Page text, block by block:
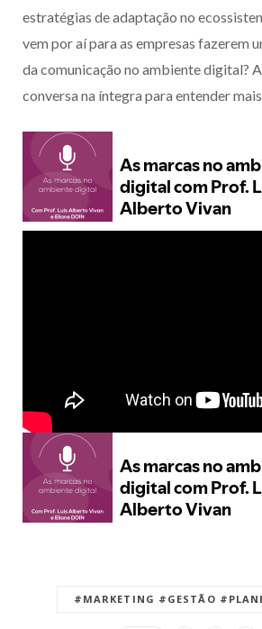
estratégias de adaptação no
vem por aí para as empresas fazerem
da comunicação no ambiente digital?
conversa na íntegra para entender
#MARKETING #GESTÃO